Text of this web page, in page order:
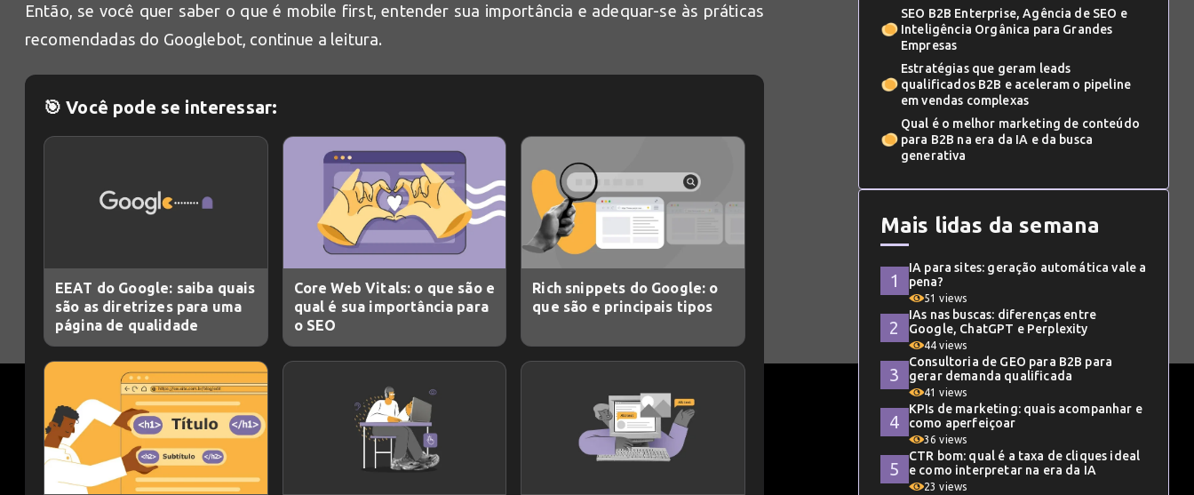
Então, se você quer saber o que é mobile first, entender sua importância e adequar-se às práticas
recomendadas do Googlebot, continue a leitura.
🎯 Você pode se interessar:
EEAT do Google: saiba quais
são as diretrizes para uma
página de qualidade
Core Web Vitals: o que são e
qual é sua importância para
o SEO
Rich snippets do Google: o
que são e principais tipos
SEO B2B Enterprise, Agência de SEO e
Inteligência Orgânica para Grandes
Empresas
Estratégias que geram leads
qualificados B2B e aceleram o pipeline
em vendas complexas
Qual é o melhor marketing de conteúdo
para B2B na era da IA e da busca
generativa
Mais lidas da semana
IA para sites: geração automática vale a
pena?
51 views
IAs nas buscas: diferenças entre
Google, ChatGPT e Perplexity
44 views
Consultoria de GEO para B2B para
gerar demanda qualificada
41 views
KPIs de marketing: quais acompanhar e
como aperfeiçoar
36 views
CTR bom: qual é a taxa de cliques ideal
e como interpretar na era da IA
23 views